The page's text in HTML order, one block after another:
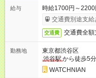
給与
時給1700円～
交通費別途支給
交通費 交通費全額
勤務地
東京都渋谷区
渋谷駅から徒歩5分
WATCHNIAN